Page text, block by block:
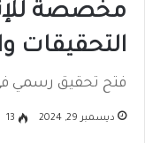
مخصصة
التحقيقات
فتح تحقيق رسمي
ديسمبر 29, 2024 13